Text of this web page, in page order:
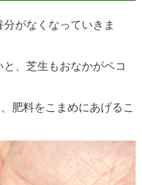
がなくなっていきま
、芝生もおなかがペコ
肥料をこまめにあげるこ